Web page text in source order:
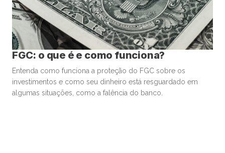
FGC: o que é e como funciona?
Entenda como funciona a proteção do FGC sobre os
investimentos e como seu dinheiro está resguardado em
algumas situações, como a falência do banco.